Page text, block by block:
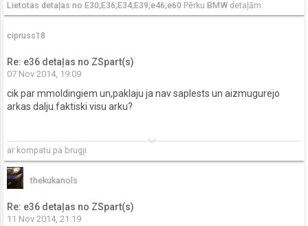
Lietotas detaļas no E30;E36;E34;E39;e46;e60 Pērku BMW detaļām.
cipruss18
Re: e36 detaļas no ZSpart(s)
07 Nov 2014, 19:09
cik par mmoldingiem un,paklaju ja nav saplests un aizmugurejo
arkas dalju.faktiski visu arku?
keyboard_arrow_down
ar kompatu pa brugji
thekukanols
Re: e36 detaļas no ZSpart(s)
11 Nov 2014, 21:19